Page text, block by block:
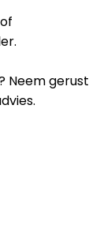
Neem gerust